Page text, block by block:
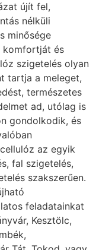
újít fel,
nélküli
minősége
komfortját és
szigetelés olyan
tartja a meleget,
természetes
ad, utólag is
gondolkodik, és
az egyik
fal szigetelés,
szakszerűen.
feladatainkat
Kesztölc,